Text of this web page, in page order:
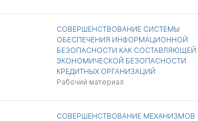
СОВЕРШЕНСТВОВАНИЕ СИСТЕМЫ
ОБЕСПЕЧЕНИЯ ИНФОРМАЦИОННОЙ
БЕЗОПАСНОСТИ КАК СОСТАВЛЯЮЩЕЙ
ЭКОНОМИЧЕСКОЙ БЕЗОПАСНОСТИ
КРЕДИТНЫХ ОРГАНИЗАЦИЙ
Рабочий материал
СОВЕРШЕНСТВОВАНИЕ МЕХАНИЗМОВ